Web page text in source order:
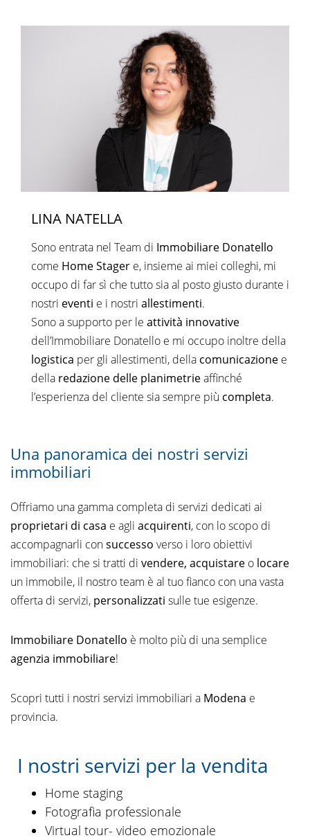
LINA NATELLA
Sono entrata nel Team di Immobiliare Donatello
come Home Stager e, insieme ai miei colleghi, mi
occupo di far sì che tutto sia al posto giusto durante i
nostri eventi e i nostri allestimenti.
Sono a supporto per le attività innovative
dell’Immobiliare Donatello e mi occupo inoltre della
logistica per gli allestimenti, della comunicazione e
della redazione delle planimetrieaffinché
l’esperienza del cliente sia sempre più completa.
Una panoramica dei nostri servizi
immobiliari
Offriamo una gamma completa di servizi dedicati ai
proprietari di casa e agli acquirenti, con lo scopo di
accompagnarli consuccesso verso i loro obiettivi
immobiliari: che si tratti di vendere, acquistare o locare
un immobile, il nostro team è al tuo fianco con una vasta
offerta di servizi, personalizzati sulle tue esigenze.
Immobiliare Donatello è molto più di una semplice
agenzia immobiliare!
Scopri tutti i nostri servizi immobiliari a Modena e
provincia.
I nostri servizi per la vendita
Home staging
Fotografia professionale
Virtual tour- video emozionale